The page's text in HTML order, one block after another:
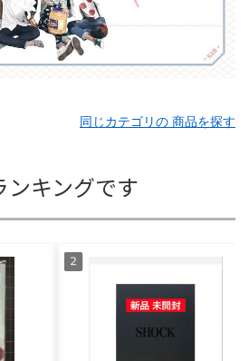
同じカテゴリの 商品を探す
キングです